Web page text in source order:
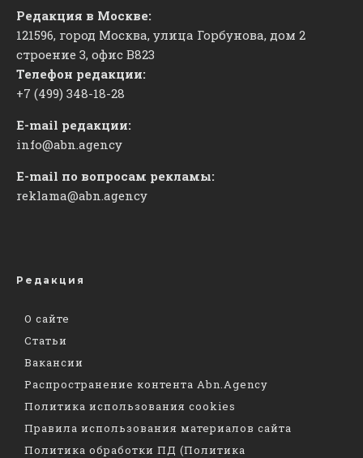
Редакция в Москве:
121596, город Москва, улица Горбунова, дом 2
строение 3, офис ​В823
Телефон редакции:
+7 (499) 348-18-28
E-mail редакции:
info@abn.agency
E-mail по вопросам рекламы:
reklama@abn.agency
Редакция
О сайте
Статьи
Вакансии
Распространение контента Abn.Agency
Политика использования cookies
Правила использования материалов сайта
Политика обработки ПД (Политика